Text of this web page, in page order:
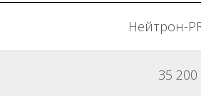
Нейтрон-
35 200